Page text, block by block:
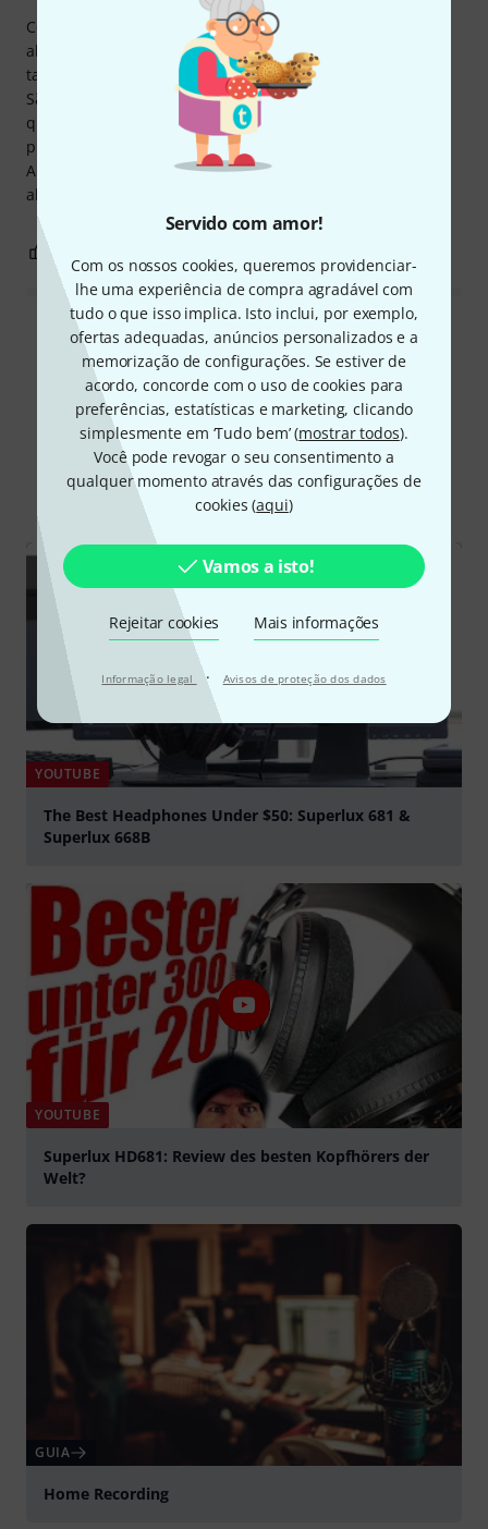
Servido com amor!
Com os nossos cookies, queremos providenciar-
lhe uma experiência de compra agradável com
tudo o que isso implica. Isto inclui, por exemplo,
ofertas adequadas, anúncios personalizados e a
memorização de configurações. Se estiver de
acordo, concorde com o uso de cookies para
preferências, estatísticas e marketing, clicando
simplesmente em ‘Tudo bem’ (mostrar todos).
Você pode revogar o seu consentimento a
qualquer momento através das configurações de
cookies (aqui)
Vamos a isto!
Rejeitar cookies Mais informações
Informação legal · Avisos de proteção dos dados
Comprei estes auscultadores para que quando tivesse
alguém a gravar comigo essa pessoa pudesse ouvir sinal
também.
São bastantes confortáveis, deixando a desejar na
qualidade de construção, o que é compreensível para o
preço.
A qualidade de som também não é nada especial, tendo
alguns detalhes brilhantes a mais
Ler todas as reviews
Sabia?
Todos vídeos Guia Online Downloads
YOUTUBE
The Best Headphones Under $50: Superlux 681 &
Superlux 668B
YOUTUBE
Superlux HD681: Review des besten Kopfhörers der
Welt?
GUIA
Home Recording